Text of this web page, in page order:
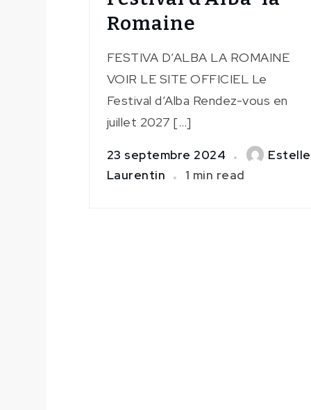
Romaine
FESTIVA D’ALBA LA ROMAINE
VOIR LE SITE OFFICIEL Le
Festival d’Alba Rendez-vous en
juillet 2027 […]
23 septembre 2024
Estelle
Laurentin
1 min read